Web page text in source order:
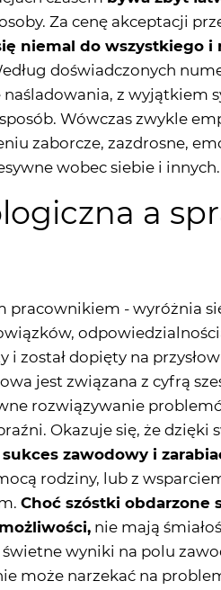
Za cenę akceptacji
niemal do wszystkiego
doświadczonych
z wyjątkiem
Wówczas zwykle
zaborcze, zazdrosne,
wobec siebie i innych.
a
pracownikiem - wyróżnia
i został dopięty na
jest związana z cyfrą
rozwiązywanie
Okazuje się, że
zawodowy i
rodziny, lub z
Choć szóstki obdarzone
nie mają
wyniki na polu
może narzekać na